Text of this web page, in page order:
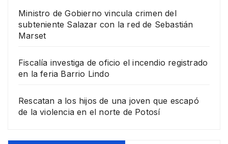
Ministro de Gobierno vincula crimen del
subteniente Salazar con la red de Sebastián
Marset
Fiscalía investiga de oficio el incendio registrado
en la feria Barrio Lindo
Rescatan a los hijos de una joven que escapó
de la violencia en el norte de Potosí